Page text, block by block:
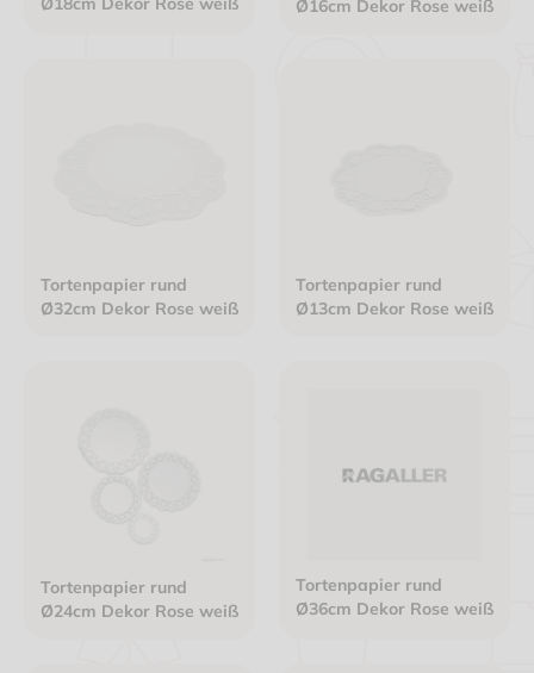
Ø16cm Dekor Rose weiß
Tortenpapier rund
Ø32cm Dekor Rose weiß
Tortenpapier rund
Ø13cm Dekor Rose weiß
Tortenpapier rund
Ø24cm Dekor Rose weiß
Tortenpapier rund
Ø36cm Dekor Rose weiß